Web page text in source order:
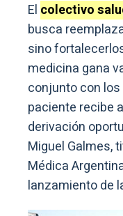
El colectivo
busca
sino
medicina gana
conjunto con
paciente recibe
derivación
Miguel Galmes,
Médica
lanzamiento de